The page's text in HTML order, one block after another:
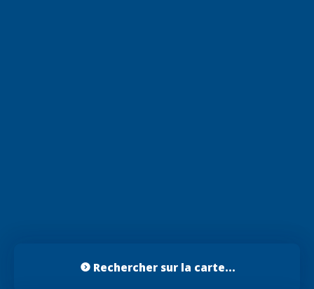
Rechercher sur la carte...